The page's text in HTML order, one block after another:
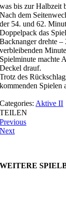
was bis zur Halbzeit
Nach dem
der 54. und 62.
Doppelpack das
Backnanger drehte
verbleibenden
Spielminute machte
Deckel drauf.
Trotz des
kommenden Spielen
Categories: Aktive II
TEILEN
Previous
Next
WEITERE